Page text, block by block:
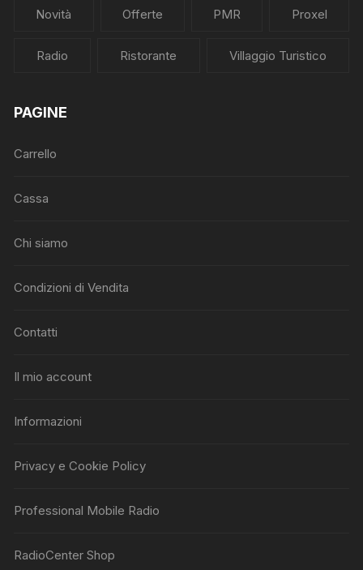
Novità Offerte PMR Proxel
Radio Ristorante Villaggio Turistico
PAGINE
Carrello
Cassa
Chi siamo
Condizioni di Vendita
Contatti
Il mio account
Informazioni
Privacy e Cookie Policy
Professional Mobile Radio
RadioCenter Shop